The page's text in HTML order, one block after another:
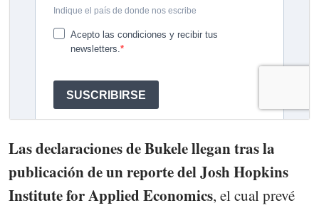
Las declaraciones de Bukele llegan tras la
publicación de un reporte del Josh Hopkins
Institute for Applied Economics, el cual prevé